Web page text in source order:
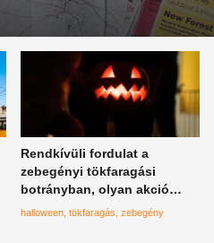
Rendkívüli fordulat a
zebegényi tökfaragási
botrányban, olyan akció
kezdődött, ami még nem
halloween tökfaragás zebegény